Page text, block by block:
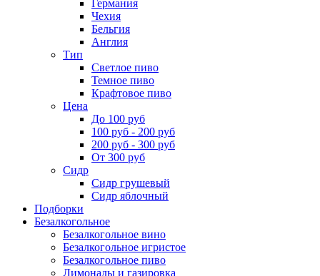
Германия
Чехия
Бельгия
Англия
Тип
Светлое пиво
Темное пиво
Крафтовое пиво
Цена
До 100 руб
100 руб - 200 руб
200 руб - 300 руб
От 300 руб
Сидр
Сидр грушевый
Сидр яблочный
Подборки
Безалкогольное
Безалкогольное вино
Безалкогольное игристое
Безалкогольное пиво
Лимонады и газировка